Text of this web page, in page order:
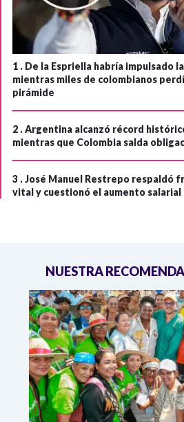
1 . De la Espriella habría impulsado
mientras miles de colombianos
pirámide
2 .Argentina alcanzó récord
mientras que Colombia salda
3 .José Manuel Restrepo respaldó
vital y cuestionó el aumento salarial
NUESTRA